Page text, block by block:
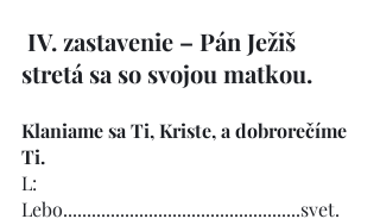
IV. zastavenie – Pán Ježiš
stretá sa so svojou matkou.
Klaniame sa Ti, Kriste, a dobrorečíme
Ti.
L:
Lebo..................................................svet.